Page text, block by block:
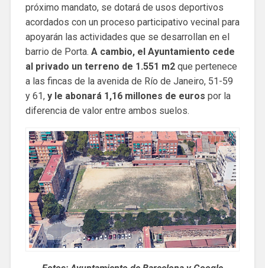
próximo mandato, se dotará de usos deportivos
acordados con un proceso participativo vecinal para
apoyarán las actividades que se desarrollan en el
barrio de Porta. A cambio, el Ayuntamiento cede
al privado un terreno de 1.551 m2que pertenece
a las fincas de la avenida de Río de Janeiro, 51-59
y 61, y le abonará 1,16 millones de euros por la
diferencia de valor entre ambos suelos.